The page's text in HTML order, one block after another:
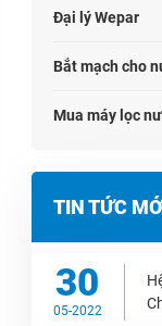
Đại lý Wepar
Bắt mạch cho
Mua máy lọc
TIN TỨC
30
05-2022